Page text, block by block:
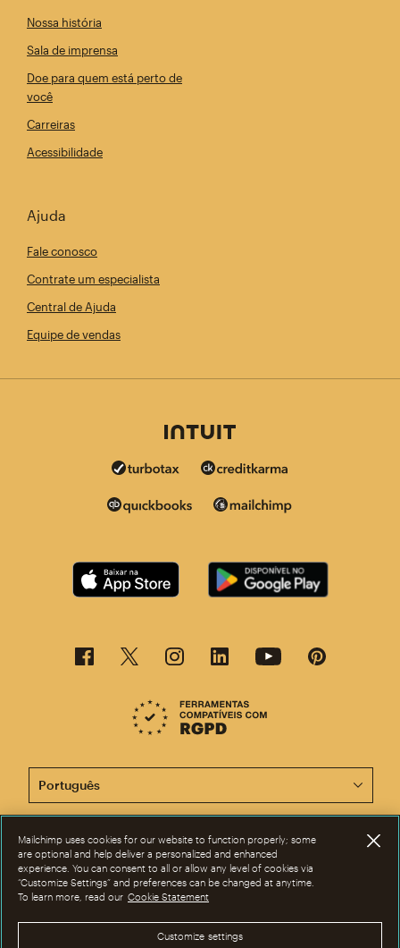
Nossa história
Sala de imprensa
Doe para quem está perto de
você
Carreiras
Acessibilidade
Ajuda
Fale conosco
Contrate um especialista
Central de Ajuda
Equipe de vendas
Agora, esta página está disponível em outros idiomas.
©2001-2026 Todos os direitos reservados. Mailchimp® é marca registrada
da The Rocket Science Group. Apple e o logotipo da Apple são marcas
registadas da Apple Inc. Mac App Store é marca de serviços da Apple Inc.
Google Play e o logotipo do Google Play são marcas registradas da
cookies
Mailchimp uses cookies for our website to function properly; some
are optional and help deliver a personalized and enhanced
experience. You can consent to all or allow any level of cookies via
“Customize Settings” and preferences can be changed at anytime.
To learn more, read our Cookie Statement
Customize settings